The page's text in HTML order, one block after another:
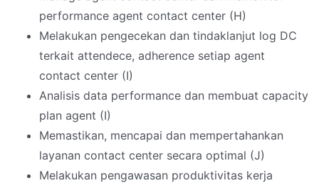
performance agent contact center (H)
Melakukan pengecekan dan tindaklanjut log DC
terkait attendece, adherence setiap agent
contact center (I)
Analisis data performance dan membuat capacity
plan agent (I)
Memastikan, mencapai dan mempertahankan
layanan contact center secara optimal (J)
Melakukan pengawasan produktivitas kerja